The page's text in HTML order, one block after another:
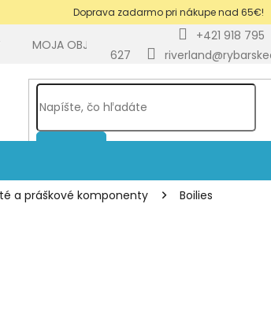
Doprava zadarmo pri nákupe nad 65€!
+421 918 795
627
MOJA OBJEDNÁVKA BLOG
a práškové komponenty Boilies